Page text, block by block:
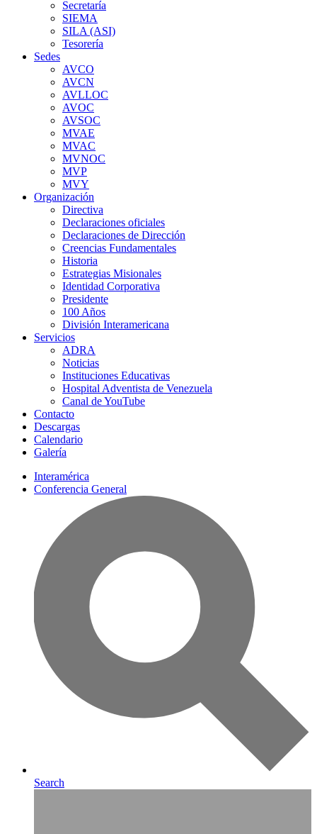
Secretaría
SIEMA
SILA (ASI)
Tesorería
Sedes
AVCO
AVCN
AVLLOC
AVOC
AVSOC
MVAE
MVAC
MVNOC
MVP
MVY
Organización
Directiva
Declaraciones oficiales
Declaraciones de Dirección
Creencias Fundamentales
Historia
Estrategias Misionales
Identidad Corporativa
Presidente
100 Años
División Interamericana
Servicios
ADRA
Noticias
Instituciones Educativas
Hospital Adventista de Venezuela
Canal de YouTube
Contacto
Descargas
Calendario
Galería
Interamérica
Conferencia General
Search